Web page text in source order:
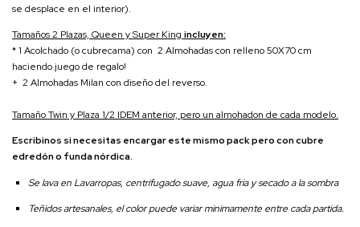
se desplace en el interior).
Tamaños 2 Plazas, Queen y Super King incluyen:
* 1 Acolchado (o cubrecama) con 2 Almohadas con relleno 50X70 cm
haciendo juego de regalo!
+ 2 Almohadas Milan con diseño del reverso.
Tamaño Twin y Plaza 1/2 IDEM anterior, pero un almohadon de cada modelo.
Escribinos si necesitas encargar este mismo pack pero con cubre
edredón o funda nórdica.
Se lava en Lavarropas, centrifugado suave, agua fria y secado a la sombra
Teñidos artesanales, el color puede variar minimamente entre cada partida.